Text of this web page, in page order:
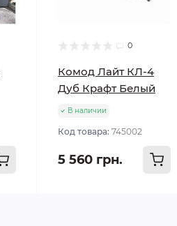
0
Комод Лайт КЛ-4
Дуб Крафт Белый
В наличии
Код товара: 745002
5 560 грн.